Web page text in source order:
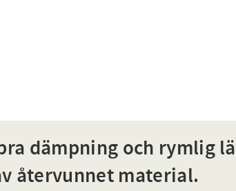
dämpning och rymlig
återvunnet material.